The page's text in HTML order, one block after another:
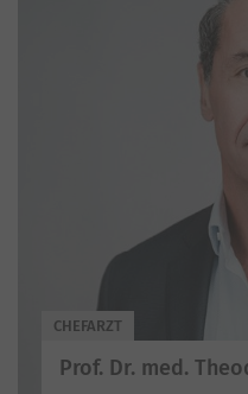
CHEFARZT
Prof. Dr. med.